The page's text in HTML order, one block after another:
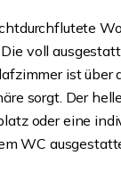
voll
ist über
sorgt. Der
oder eine
WC